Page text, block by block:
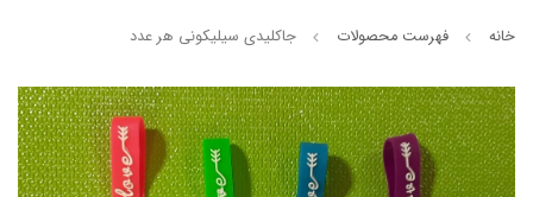
خانه فهرست محصولات جاکلیدی سیلیکونی هر عدد